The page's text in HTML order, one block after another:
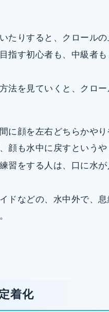
たりすると、クロールの
指す初心者も、中級者
法を見ていくと、クロ
に顔を左右どちらかや
顔も水中に戻すというや
習をする人は、口に水
ドなどの、水中外で、
着化